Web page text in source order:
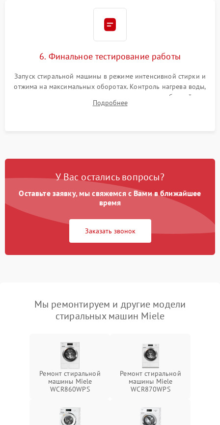
6. Финальное тестирование работы
Запуск стиральной машины в режиме интенсивной стирки и
отжима на максимальных оборотах. Контроль нагрева воды,
корректности слива, отсутствия излишних вибраций,
посторонних стуков и протечек под корпусом.
Подробнее
У Вас остались вопросы?
Оставьте заявку, мы свяжемся с Вами в ближайшее
время
Заказать звонок
Мы ремонтируем и другие модели
стиральных машин Miele
Ремонт стиральной
машины Miele
WCR860WPS
Ремонт стиральной
машины Miele
WCR870WPS